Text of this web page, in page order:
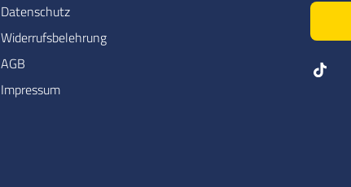
Datenschutz
Widerrufsbelehrung
AGB
Impressum